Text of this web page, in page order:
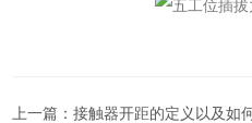
上一篇：接触器开距的定义以及如